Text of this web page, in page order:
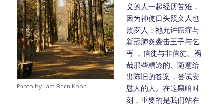
Photo by Lam Been Koon
义的人一起经历苦难，
因为神使日头照义人也
照歹人；祂允许癌症与
新冠肺炎袭击王子与乞
丐 ，信徒与非信徒。祸
哉那些糟透的、随意给
出陈旧的答案，尝试安
慰人的人。在这黑暗时
刻，重要的是我们站在